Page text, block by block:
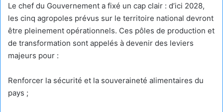
Le chef du Gouvernement a fixé un cap clair : d’ici 2028,
les cinq agropoles prévus sur le territoire national devront
être pleinement opérationnels. Ces pôles de production et
de transformation sont appelés à devenir des leviers
majeurs pour :
Renforcer la sécurité et la souveraineté alimentaires du
pays ;